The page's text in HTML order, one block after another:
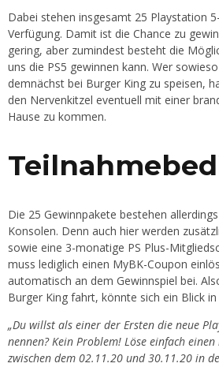
Dabei stehen insgesamt 25 Playstation
Verfügung. Damit ist die Chance zu
gering, aber zumindest besteht die
uns die PS5 gewinnen kann. Wer
demnächst bei Burger King zu speisen,
den Nervenkitzel eventuell mit einer
Hause zu kommen.
Die 25 Gewinnpakete bestehen
Konsolen. Denn auch hier werden
sowie eine 3-monatige PS Plus-
muss lediglich einen MyBK-Coupon
automatisch an dem Gewinnspiel bei.
Burger King fahrt, könnte sich ein Blick
„Du willst als einer der Ersten die neue
nennen? Kein Problem! Löse einfach
zwischen dem 02.11.20 und 30.11.20 in